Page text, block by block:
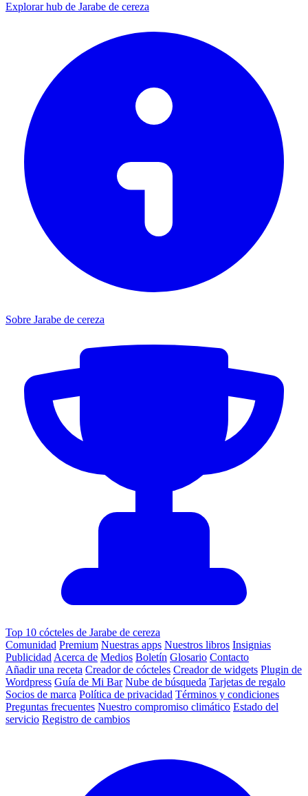
Explorar hub de Jarabe de cereza
Sobre Jarabe de cereza
Top 10 cócteles de Jarabe de cereza
Comunidad Premium Nuestras apps Nuestros libros Insignias
Publicidad Acerca de Medios Boletín Glosario Contacto
Añadir una receta Creador de cócteles Creador de widgets Plugin de
Wordpress Guía de Mi Bar Nube de búsqueda Tarjetas de regalo
Socios de marca Política de privacidad Términos y condiciones
Preguntas frecuentes Nuestro compromiso climático Estado del
servicio Registro de cambios